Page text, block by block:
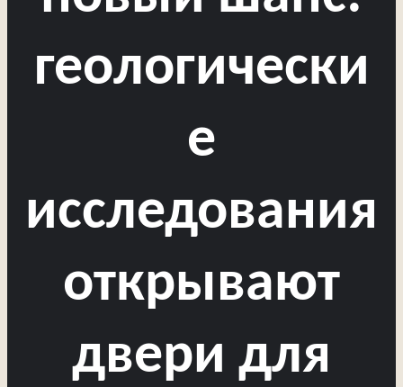
геологически
е
исследования
открывают
двери для